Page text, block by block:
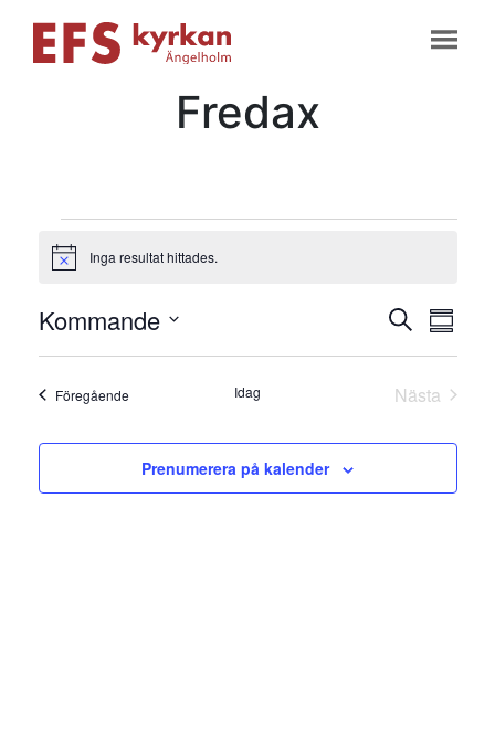
Fredax
Evenemang
Notis Inga resultat hittades.
and
Views
Sök
Kommande
FöregåendeEvenemang Idag
Nästa
Prenumerera på kalender